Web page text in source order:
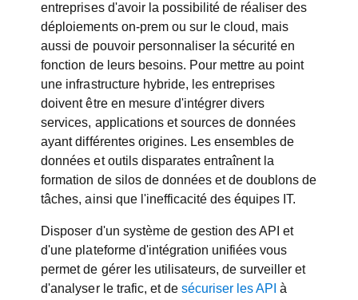
entreprises d'avoir la possibilité de réaliser des
déploiements on-prem ou sur le cloud, mais
aussi de pouvoir personnaliser la sécurité en
fonction de leurs besoins. Pour mettre au point
une infrastructure hybride, les entreprises
doivent être en mesure d'intégrer divers
services, applications et sources de données
ayant différentes origines. Les ensembles de
données et outils disparates entraînent la
formation de silos de données et de doublons de
tâches, ainsi que l'inefficacité des équipes IT.
Disposer d'un système de gestion des API et
d'une plateforme d'intégration unifiées vous
permet de gérer les utilisateurs, de surveiller et
d'analyser le trafic, et de sécuriser les API à